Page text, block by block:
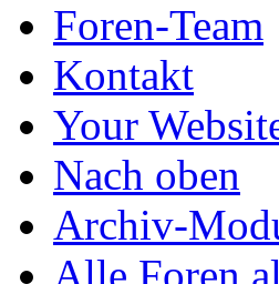
Foren-Team
Kontakt
Your
Nach oben
Archiv-